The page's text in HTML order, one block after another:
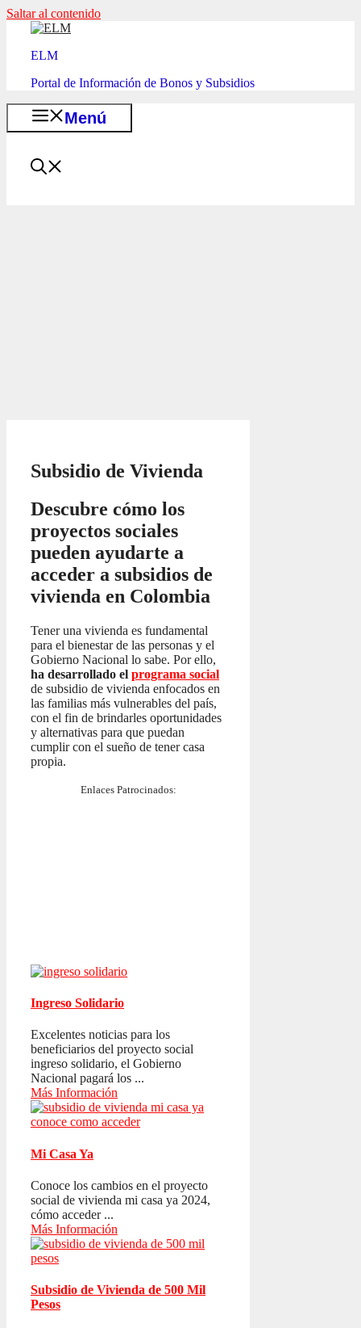
Saltar al contenido
ELM
Portal de Información de Bonos y Subsidios
Menú
Subsidio de Vivienda
Descubre cómo los
proyectos sociales
pueden ayudarte a
acceder a subsidios de
vivienda en Colombia
Tener una vivienda es fundamental
para el bienestar de las personas y el
Gobierno Nacional lo sabe. Por ello,
ha desarrollado el programa social
de subsidio de vivienda enfocados en
las familias más vulnerables del país,
con el fin de brindarles oportunidades
y alternativas para que puedan
cumplir con el sueño de tener casa
propia.
Enlaces Patrocinados:
Ingreso Solidario
Excelentes noticias para los
beneficiarios del proyecto social
ingreso solidario, el Gobierno
Nacional pagará los ...
Más Información
Mi Casa Ya
Conoce los cambios en el proyecto
social de vivienda mi casa ya 2024,
cómo acceder ...
Más Información
Subsidio de Vivienda de 500 Mil
Pesos